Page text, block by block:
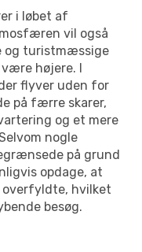
i løbet af
vil også
og turistmæssige
højere. I
flyver uden for
på færre skarer,
og et mere
nogle
på grund
opdage, at
hvilket
besøg.